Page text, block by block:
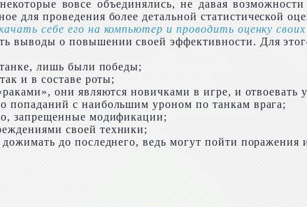
вовсе объединялись, не давая
для проведения более детальной статистической
себе его на компьютер и проводить оценку
выводы о повышении своей эффективности. Для
танке, лишь были победы;
и в составе роты;
они являются новичками в игре, и отвоевать
попаданий с наибольшим уроном по танкам врага;
запрещенные модификации;
своей техники;
до последнего, ведь могут пойти поражения